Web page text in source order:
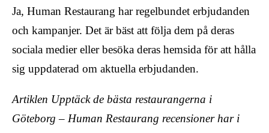
Ja, Human Restaurang har regelbundet erbjudanden
och kampanjer. Det är bäst att följa dem på deras
sociala medier eller besöka deras hemsida för att hålla
sig uppdaterad om aktuella erbjudanden.
Artiklen Upptäck de bästa restaurangerna i
Göteborg – Human Restaurang recensioner har i